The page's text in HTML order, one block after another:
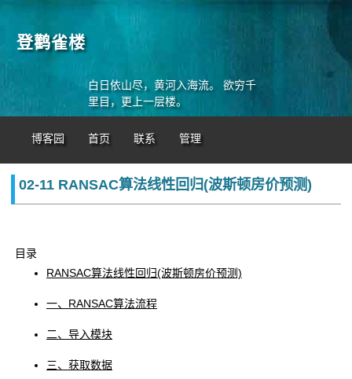
登鹳雀楼
白日依山尽，黄河入海流。 欲穷千
里目，更上一层楼。
博客园 首页 联系 管理
02-11 RANSAC算法线性回归(波斯顿房价预测)
目录
RANSAC算法线性回归(波斯顿房价预测)
一、RANSAC算法流程
二、导入模块
三、获取数据